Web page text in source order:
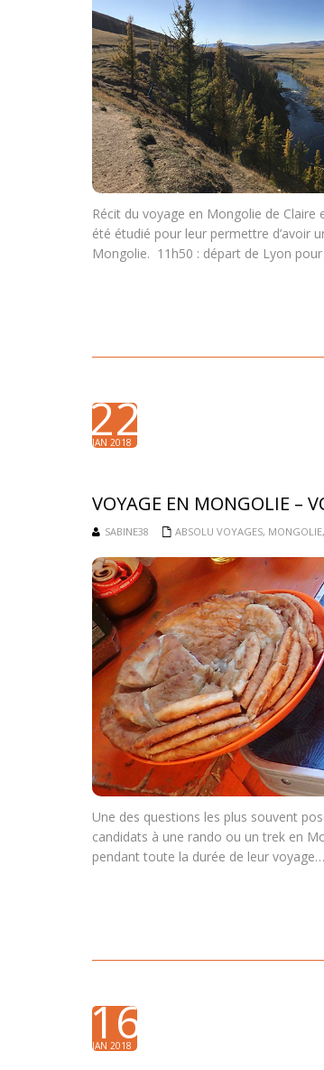
Récit du voyage en Mongolie de Claire
été étudié pour leur permettre d’avoir
Mongolie. 11h50 : départ de Lyon
22
JAN 2018
VOYAGE EN MONGOLIE –
SABINE38 ABSOLU VOYAGES, MONGOLIE,
Une des questions les plus souvent
candidats à une rando ou un trek en
pendant toute la durée de leur
16
JAN 2018